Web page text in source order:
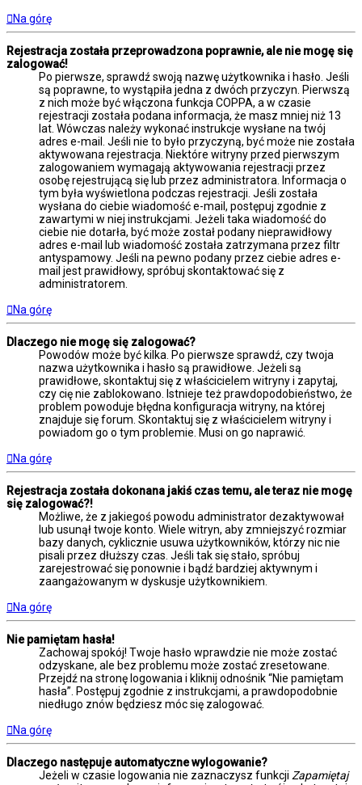
Na górę
Rejestracja została przeprowadzona poprawnie, ale nie mogę się
zalogować!
Po pierwsze, sprawdź swoją nazwę użytkownika i hasło. Jeśli
są poprawne, to wystąpiła jedna z dwóch przyczyn. Pierwszą
z nich może być włączona funkcja COPPA, a w czasie
rejestracji została podana informacja, że masz mniej niż 13
lat. Wówczas należy wykonać instrukcje wysłane na twój
adres e-mail. Jeśli nie to było przyczyną, być może nie została
aktywowana rejestracja. Niektóre witryny przed pierwszym
zalogowaniem wymagają aktywowania rejestracji przez
osobę rejestrującą się lub przez administratora. Informacja o
tym była wyświetlona podczas rejestracji. Jeśli została
wysłana do ciebie wiadomość e-mail, postępuj zgodnie z
zawartymi w niej instrukcjami. Jeżeli taka wiadomość do
ciebie nie dotarła, być może został podany nieprawidłowy
adres e-mail lub wiadomość została zatrzymana przez filtr
antyspamowy. Jeśli na pewno podany przez ciebie adres e-
mail jest prawidłowy, spróbuj skontaktować się z
administratorem.
Na górę
Dlaczego nie mogę się zalogować?
Powodów może być kilka. Po pierwsze sprawdź, czy twoja
nazwa użytkownika i hasło są prawidłowe. Jeżeli są
prawidłowe, skontaktuj się z właścicielem witryny i zapytaj,
czy cię nie zablokowano. Istnieje też prawdopodobieństwo, że
problem powoduje błędna konfiguracja witryny, na której
znajduje się forum. Skontaktuj się z właścicielem witryny i
powiadom go o tym problemie. Musi on go naprawić.
Na górę
Rejestracja została dokonana jakiś czas temu, ale teraz nie mogę
się zalogować?!
Możliwe, że z jakiegoś powodu administrator dezaktywował
lub usunął twoje konto. Wiele witryn, aby zmniejszyć rozmiar
bazy danych, cyklicznie usuwa użytkowników, którzy nic nie
pisali przez dłuższy czas. Jeśli tak się stało, spróbuj
zarejestrować się ponownie i bądź bardziej aktywnym i
zaangażowanym w dyskusje użytkownikiem.
Na górę
Nie pamiętam hasła!
Zachowaj spokój! Twoje hasło wprawdzie nie może zostać
odzyskane, ale bez problemu może zostać zresetowane.
Przejdź na stronę logowania i kliknij odnośnik “Nie pamiętam
hasła”. Postępuj zgodnie z instrukcjami, a prawdopodobnie
niedługo znów będziesz móc się zalogować.
Na górę
Dlaczego następuje automatyczne wylogowanie?
Jeżeli w czasie logowania nie zaznaczysz funkcji Zapamiętaj